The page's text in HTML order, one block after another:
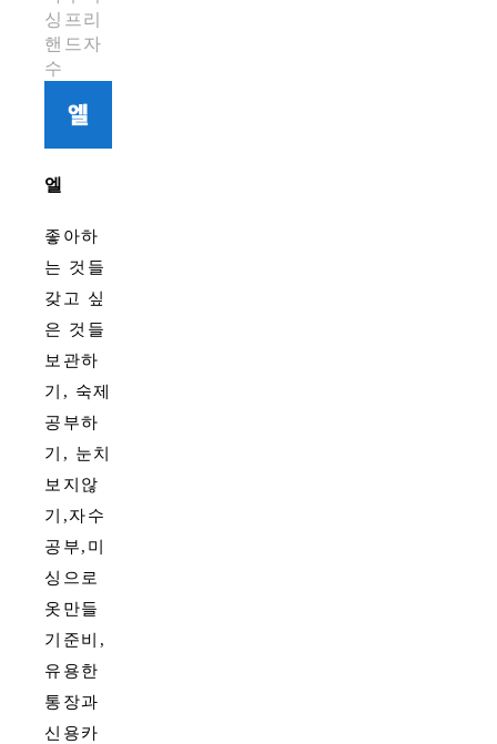
싱 프리
핸드자
수
엘
좋아하
는 것들
갖고 싶
은 것들
보관하
기, 숙제
공부하
기, 눈치
보지않
기,자수
공부,미
싱으로
옷만들
기준비,
유용한
통장과
신용카